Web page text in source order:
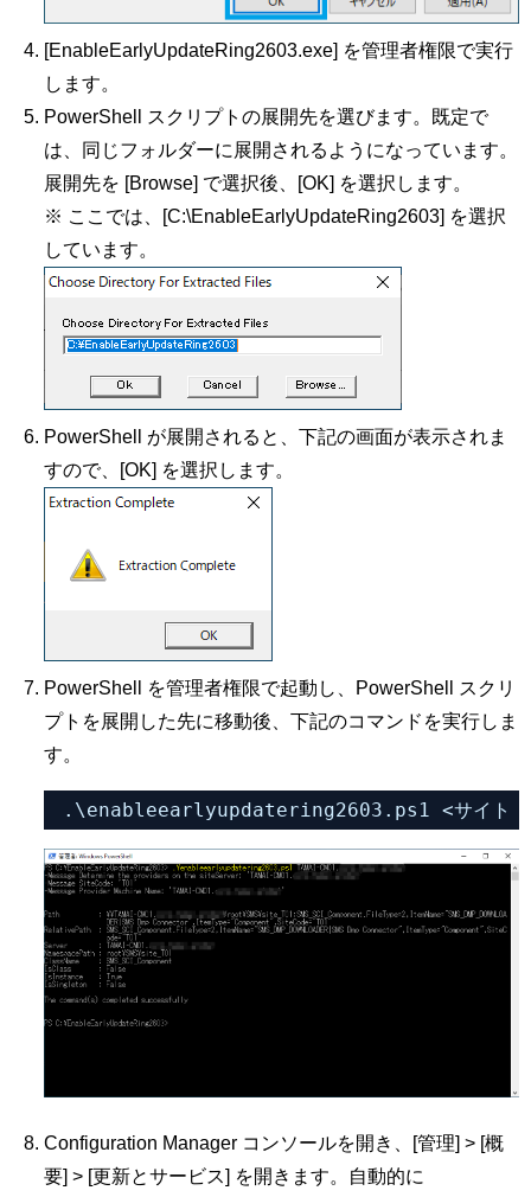
[EnableEarlyUpdateRing2603.exe] を管理者権限で実行
します。
PowerShell スクリプトの展開先を選びます。既定で
は、同じフォルダーに展開されるようになっています。
展開先を [Browse] で選択後、[OK] を選択します。
※ ここでは、[C:\EnableEarlyUpdateRing2603] を選択
しています。
PowerShell が展開されると、下記の画面が表示されま
すので、[OK] を選択します。
PowerShell を管理者権限で起動し、PowerShell スクリ
プトを展開した先に移動後、下記のコマンドを実行しま
す。
.\enableearlyupdatering2603.ps1 <サイト サ
Configuration Manager コンソールを開き、[管理] > [概
要] > [更新とサービス] を開きます。自動的に